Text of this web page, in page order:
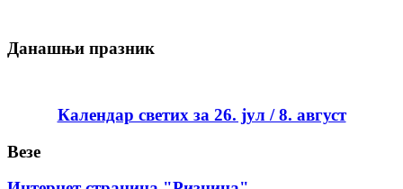
Данашњи празник
Календар светих за 26. јул / 8. август
Везе